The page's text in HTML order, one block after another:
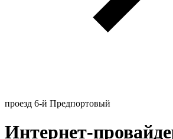
проезд 6-й Предпортовый
Интернет-